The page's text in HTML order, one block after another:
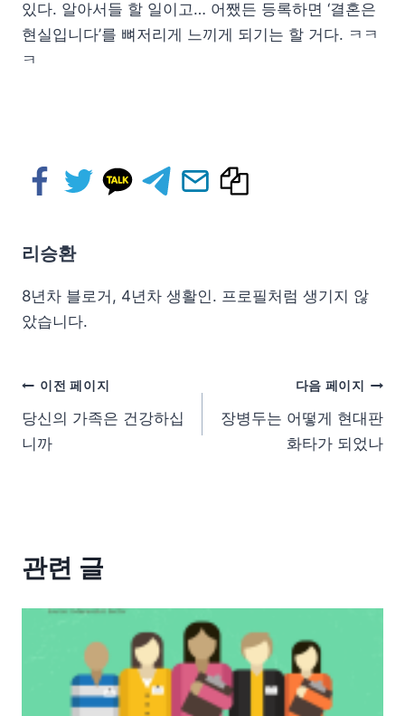
있다. 알아서들 할 일이고… 어쨌든 등록하면 ‘결혼은
현실입니다’를 뼈저리게 느끼게 되기는 할 거다. ㅋㅋ
ㅋ
리승환
8년차 블로거, 4년차 생활인. 프로필처럼 생기지 않
았습니다.
이전 페이지
당신의 가족은 건강하십
니까
다음 페이지
장병두는 어떻게 현대판
화타가 되었나
관련 글